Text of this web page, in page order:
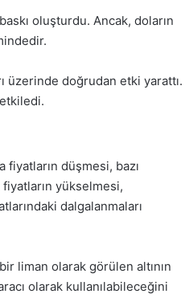
oluşturdu. Ancak, doların
üzerinde doğrudan etki yarattı.
etkiledi.
fiyatların düşmesi, bazı
fiyatların yükselmesi,
dalgalanmaları
liman olarak görülen altının
olarak kullanılabileceğini